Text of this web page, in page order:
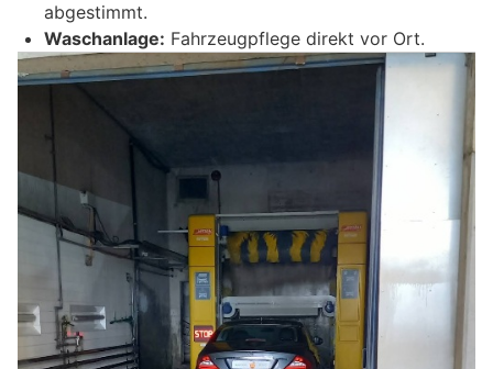
abgestimmt.
Waschanlage: Fahrzeugpflege direkt vor Ort.